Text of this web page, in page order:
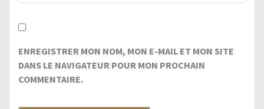
ENREGISTRER MON NOM, MON E-MAIL ET MON SITE
DANS LE NAVIGATEUR POUR MON PROCHAIN
COMMENTAIRE.